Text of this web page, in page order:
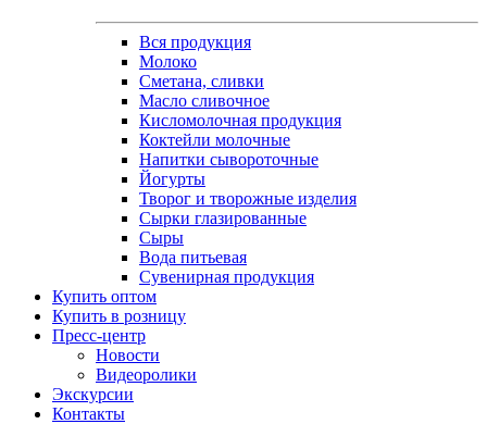
Вся продукция
Молоко
Сметана, сливки
Масло сливочное
Кисломолочная продукция
Коктейли молочные
Напитки сывороточные
Йогурты
Творог и творожные изделия
Сырки глазированные
Сыры
Вода питьевая
Сувенирная продукция
Купить оптом
Купить в розницу
Пресс-центр
Новости
Видеоролики
Экскурсии
Контакты